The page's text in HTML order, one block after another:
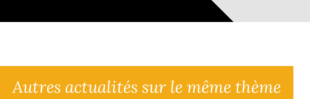
Autres actualités sur le même thème